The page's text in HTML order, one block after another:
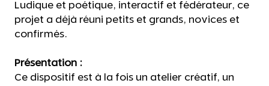
Ludique et poétique, interactif et fédérateur, ce
projet a déjà réuni petits et grands, novices et
confirmés.
Présentation :
Ce dispositif est à la fois un atelier créatif, un